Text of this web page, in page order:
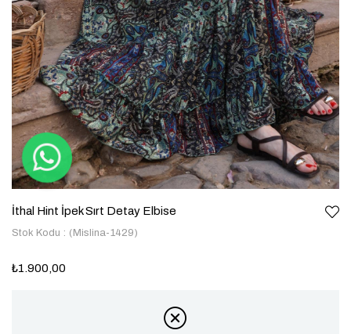
İthal Hint İpek Sırt Detay Elbise
Stok Kodu (Mislina-1429)
₺1.900,00